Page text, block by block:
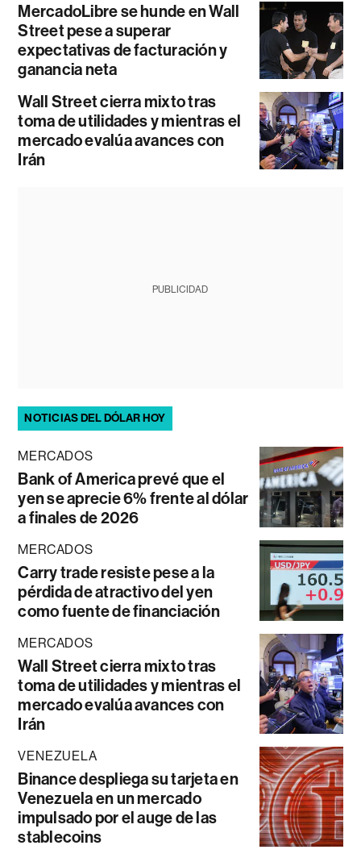
MercadoLibre se hunde en Wall
Street pese a superar
expectativas de facturación y
ganancia neta
Wall Street cierra mixto tras
toma de utilidades y mientras el
mercado evalúa avances con
Irán
PUBLICIDAD
NOTICIAS DEL DÓLAR HOY
MERCADOS
Bank of America prevé que el
yen se aprecie 6% frente al dólar
a finales de 2026
MERCADOS
Carry trade resiste pese a la
pérdida de atractivo del yen
como fuente de financiación
MERCADOS
Wall Street cierra mixto tras
toma de utilidades y mientras el
mercado evalúa avances con
Irán
VENEZUELA
Binance despliega su tarjeta en
Venezuela en un mercado
impulsado por el auge de las
stablecoins